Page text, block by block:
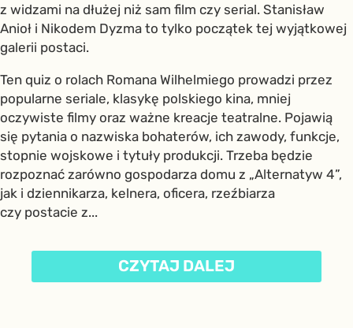
z widzami na dłużej niż sam film czy serial. Stanisław
Anioł i Nikodem Dyzma to tylko początek tej wyjątkowej
galerii postaci.
Ten quiz o rolach Romana Wilhelmiego prowadzi przez
popularne seriale, klasykę polskiego kina, mniej
oczywiste filmy oraz ważne kreacje teatralne. Pojawią
się pytania o nazwiska bohaterów, ich zawody, funkcje,
stopnie wojskowe i tytuły produkcji. Trzeba będzie
rozpoznać zarówno gospodarza domu z „Alternatyw 4”,
jak i dziennikarza, kelnera, oficera, rzeźbiarza
czy postacie z...
CZYTAJ DALEJ